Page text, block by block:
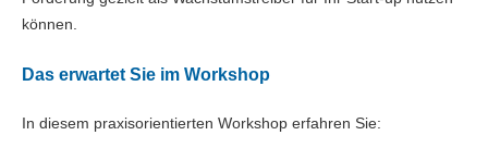
können.
Das erwartet Sie im Workshop
In diesem praxisorientierten Workshop erfahren Sie: